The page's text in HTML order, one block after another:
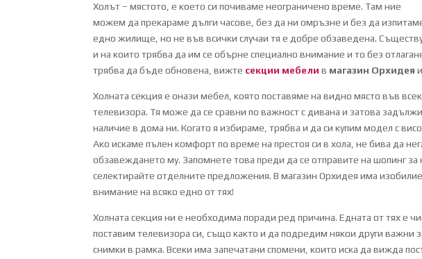
Холът – мястото, е което си почиваме неограничено време. Там ние
можем да прекараме дълги часове, без да ни омръзне и без да
едно жилище, но не във всички случаи тя е добре обзаведена.
и на които трябва да им се обърне специално внимание и то без
трябва да бъде обновена, вижте секции мебели в магазин Орхидея
Холната секция е онази мебел, която поставяме на видно място във
телевизора. Тя може да се сравни по важност с дивана и затова
наличие в дома ни. Когато я избираме, трябва и да си купим модел с
Ако искаме пълен комфорт по време на престоя си в хола, не бива да
обзавеждането му. Запомнете това преди да се отправите на шопинг
селектирайте отделните предложения. В магазин Орхидея има
внимание на всяко едно от тях!
Холната секция ни е необходима поради ред причина. Едната от тях е
поставим телевизора си, също както и да подредим някои други важни
снимки в рамка. Всеки има запечатани спомени, които иска да вижда